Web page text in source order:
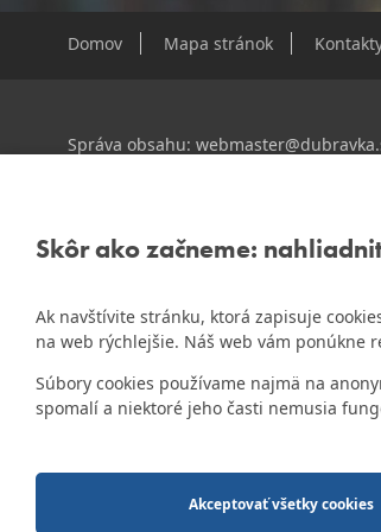
Skôr ako začneme:
Ak navštívite stránku, ktorá zapisuje
na web rýchlejšie. Náš web vám ponúkne
Súbory cookies používame najmä na
spomalí a niektoré jeho časti nemusia
Domov Mapa stránok
Správa obsahu:
Naša mestská časť získala 3. miesto v
2014-2026 © MÚ Bratislava-Dúbravka